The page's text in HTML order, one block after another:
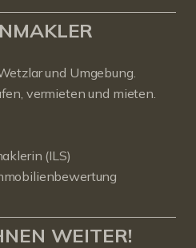
und Umgebung.
vermieten und mieten.
(ILS)
WEITER!